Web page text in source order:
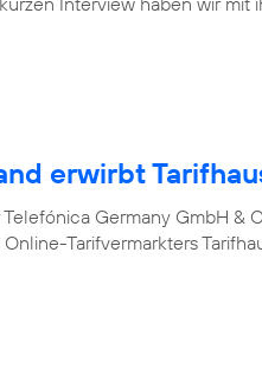
erwirbt
Germany GmbH &
Tarifvermarkters